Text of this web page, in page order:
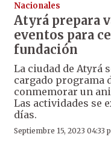
Nacionales
Atyrá prepara
eventos para
fundación
La ciudad de Atyrá
cargado programa
conmemorar un
Las actividades se
días.
Septiembre 15, 2023 04:33